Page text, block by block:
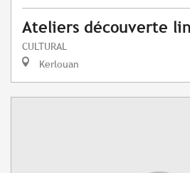
Ateliers découverte
CULTURAL
Kerlouan